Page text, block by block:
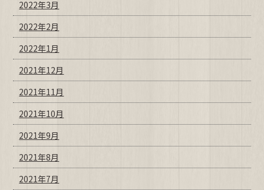
2022年3月
2022年2月
2022年1月
2021年12月
2021年11月
2021年10月
2021年9月
2021年8月
2021年7月